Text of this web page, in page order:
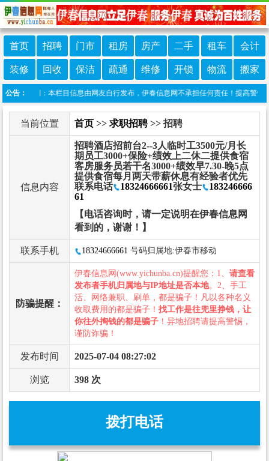
首页 招聘 门市 租房 房产 二手 租车 会计
装修 回收 保洁 疏通 维修 开锁 物流 搬家
公告：
免责声明：本栏目信息由网友自行发布，伊春信息网不承担任何责任！提高警惕
当前位置 首页 >> 求职招聘>> 招聘
信息内容
招聘酒店招前台2--3人临时工3500元/月长
期员工3000+保险+绩效上二休二提供食宿
客房服务员若干名3000+绩效早7.30-晚5点
提供食宿每月两天带薪休息有经验者优先
联系电话
18324666661张女士
183246666
61
【电话咨询时，请一定说明在伊春信息网
看到的，谢谢！】
联系手机 18324666661 号码归属地:伊春市移动
防骗提醒：
伊春信息网(www.yichunba.cn)提醒您：1、 请查看
发布者手机归属地与IP地址是否本地。2、手工
活、网络兼职、刷单，都是骗子！凡以各种名义
收取费用的都是骗子！ 找工作是往兜里挣钱，让
你往外掏钱的都是骗子 ！异地招聘请提高警惕，
谨防诈骗！
发布时间 2025-07-04 08:27:02
浏览 398 次
拨打电话